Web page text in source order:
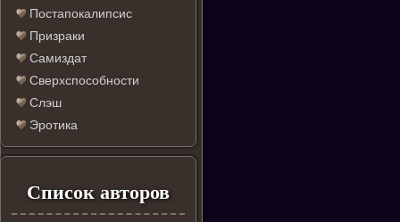
Постапокалипсис
Призраки
Самиздат
Сверхспособности
Слэш
Эротика
Список авторов